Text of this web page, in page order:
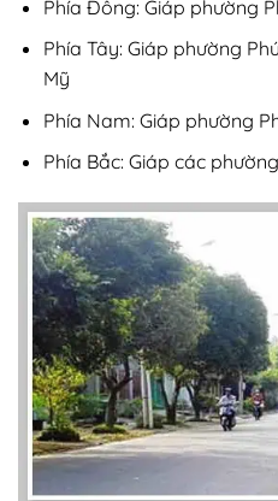
Phía Đông: Giáp phường
Phía Tây: Giáp phường
Mỹ
Phía Nam: Giáp phường
Phía Bắc: Giáp các